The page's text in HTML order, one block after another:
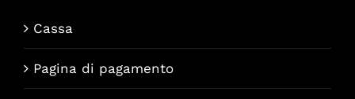
Cassa
Pagina di pagamento